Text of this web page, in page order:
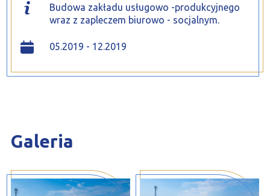
Budowa zakładu usługowo -produkcyjnego
wraz z zapleczem biurowo - socjalnym.
05.2019 - 12.2019
Galeria